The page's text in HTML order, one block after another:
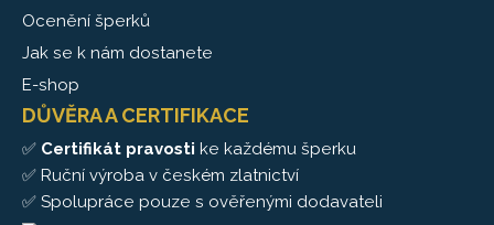
Ocenění šperků
Jak se k nám dostanete
E-shop
DŮVĚRA A CERTIFIKACE
✅ Certifikát pravosti ke každému šperku
✅ Ruční výroba v českém zlatnictví
✅ Spolupráce pouze s ověřenými dodavateli